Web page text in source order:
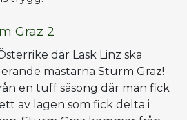
Graz 2
där Lask Linz ska
mästarna Sturm Graz!
en tuff säsong där man fick
av lagen som fick delta i